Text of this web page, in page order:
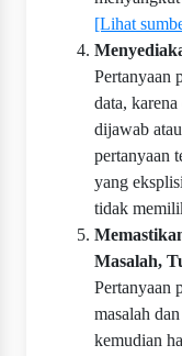
[Lihat
Pertanyaan
data,
dijawab
pertanyaan
yang
tidak
Masalah,
Pertanyaan
masalah
kemudian